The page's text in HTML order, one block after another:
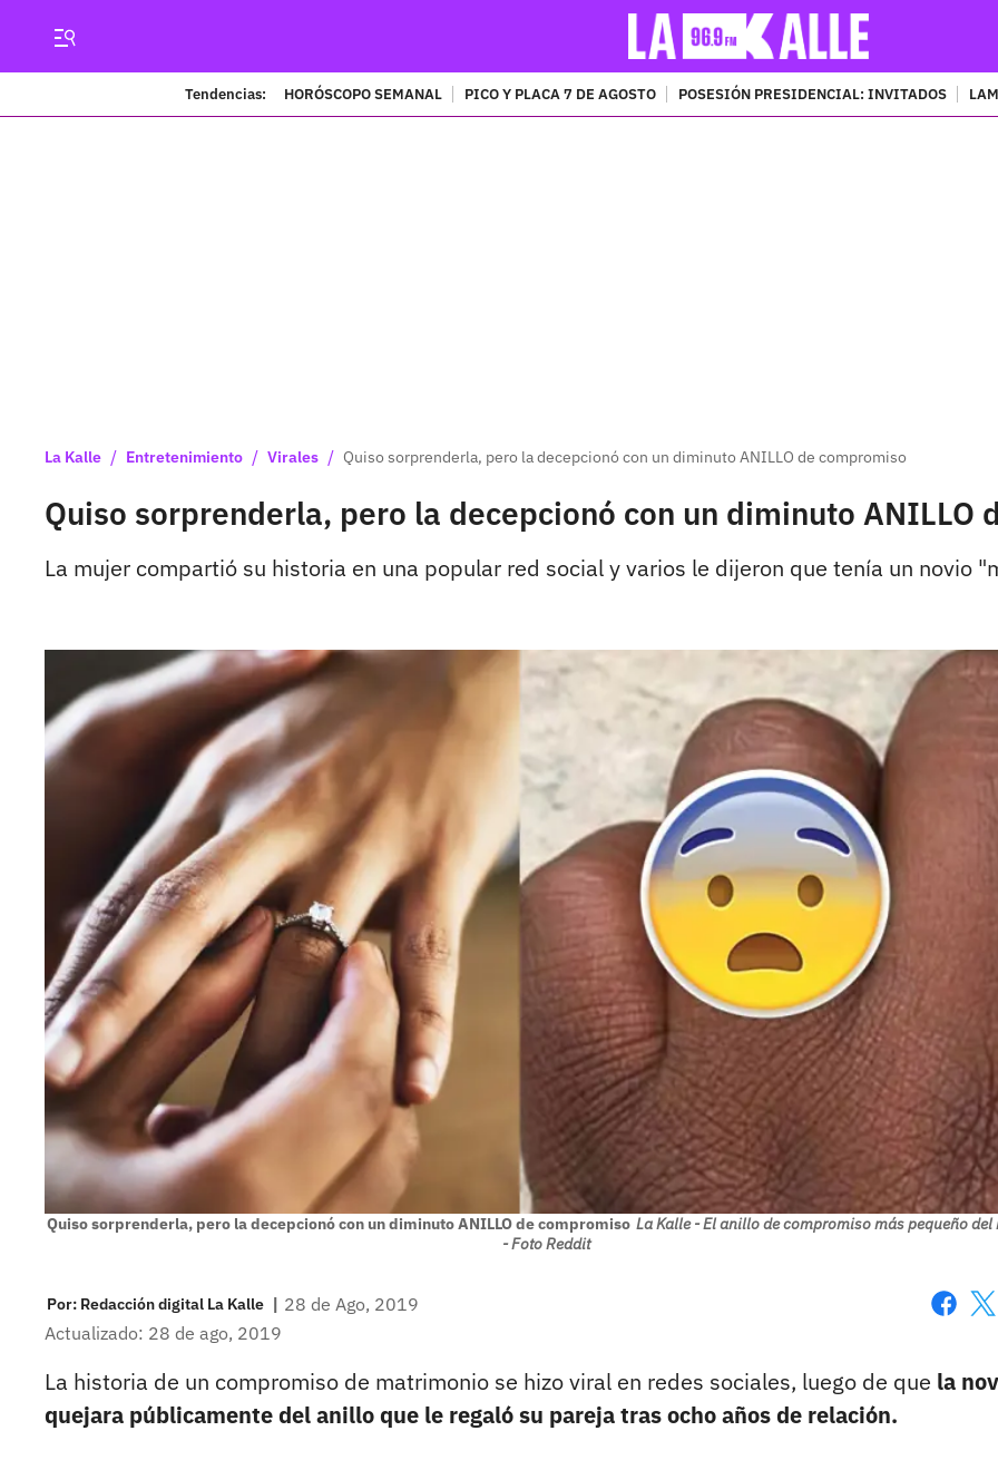
Tendencias: HORÓSCOPO SEMANAL PICO Y PLACA 7 DE AGOSTO POSESIÓN PRESIDENCIAL: INVITADOS
La Kalle / Entretenimiento / Virales / Quiso sorprenderla, pero la decepcionó con un diminuto ANILLO de compromiso
Quiso sorprenderla, pero la decepcionó con un diminuto ANILLO
La mujer compartió su historia en una popular red social y varios le dijeron que tenía un novio
Quiso sorprenderla, pero la decepcionó con un diminuto ANILLO de compromiso La Kalle - El anillo de compromiso más pequeño del
- Foto Reddit
Por: Redacción digital La Kalle | 28 de Ago, 2019
Actualizado: 28 de ago, 2019
La historia de un compromiso de matrimonio se hizo viral en redes sociales, luego de que la
quejara públicamente del anillo que le regaló su pareja tras ocho años de relación.